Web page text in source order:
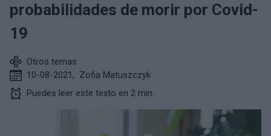
probabilidades de morir por Covid-
19
Otros temas
10-08-2021 , Zofia Matuszczyk
Puedes leer este texto en 2 min.